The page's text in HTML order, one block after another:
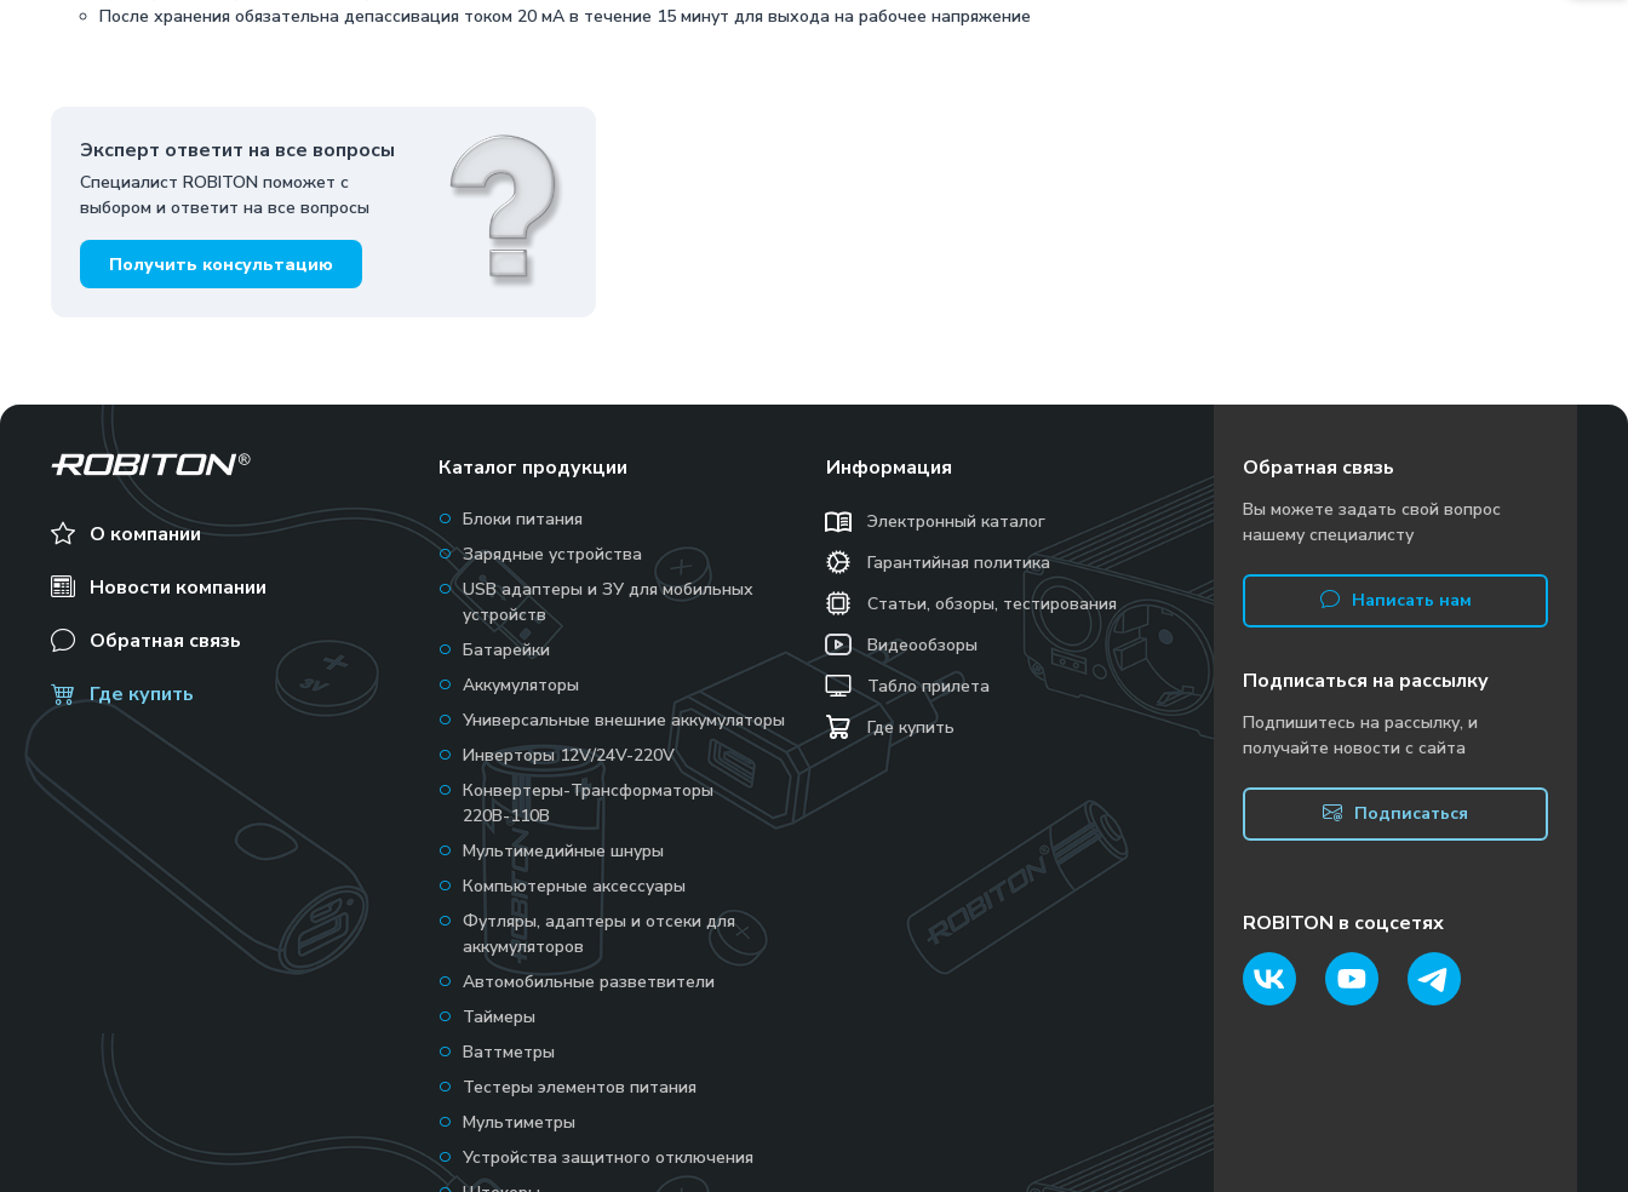
После хранения обязательна депассивация током 20 мА в течение 15 минут для выхода на рабочее напряжение
Эксперт ответит на все вопросы
Специалист ROBITON поможет с
выбором и ответит на все вопросы
Получить консультацию
О компании
Новости компании
Обратная связь
Где купить
Каталог продукции
Блоки питания
Зарядные устройства
USB адаптеры и ЗУ для мобильных
устройств
Батарейки
Аккумуляторы
Универсальные внешние аккумуляторы
Инверторы 12V/24V-220V
Конвертеры-Трансформаторы
220В-110В
Мультимедийные шнуры
Компьютерные аксессуары
Футляры, адаптеры и отсеки для
аккумуляторов
Автомобильные разветвители
Таймеры
Ваттметры
Тестеры элементов питания
Мультиметры
Устройства защитного отключения
Информация
Электронный каталог
Гарантийная политика
Статьи, обзоры, тестирования
Видеообзоры
Табло прилета
Где купить
Обратная связь
Вы можете задать свой вопрос
нашему специалисту
Написать нам
Подписаться на рассылку
Подпишитесь на рассылку, и
получайте новости с сайта
Подписаться
ROBITON в соцсетях